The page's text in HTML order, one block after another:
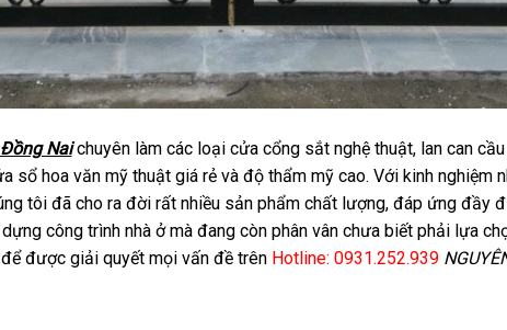
Naichuyên làm các loại cửa cổng sắt nghệ thuật, lan can
sổ hoa văn mỹ thuật giá rẻ và độ thẩm mỹ cao. Với kinh nghiệm
tôi đã cho ra đời rất nhiều sản phẩm chất lượng, đáp ứng đầy
công trình nhà ở mà đang còn phân vân chưa biết phải lựa
được giải quyết mọi vấn đề trên Hotline: 0931.252.939